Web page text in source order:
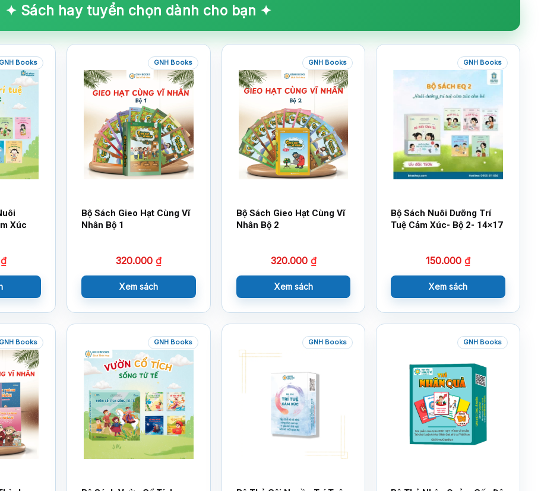
✦ Sách hay tuyển chọn dành cho bạn ✦
GNH Books
Xúc
₫
GNH Books
Bộ Sách Gieo Hạt Cùng Vĩ
Nhân Bộ 1
320.000 ₫
Xem sách
GNH Books
Bộ Sách Gieo Hạt Cùng Vĩ
Nhân Bộ 2
320.000 ₫
Xem sách
GNH Books
Bộ Sách Nuôi Dưỡng Trí
Tuệ Cảm Xúc- Bộ 2- 14×17
150.000₫
Xem sách
GNH Books GNH Books GNH Books GNH Books